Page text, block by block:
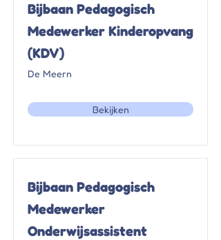
Bijbaan Pedagogisch
Medewerker Kinderopvang
(KDV)
De Meern
Bekijken
Bijbaan Pedagogisch
Medewerker
Onderwijsassistent